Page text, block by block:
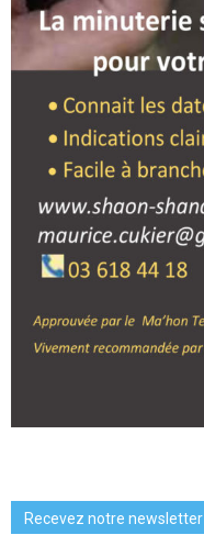
Recevez notre newsletter